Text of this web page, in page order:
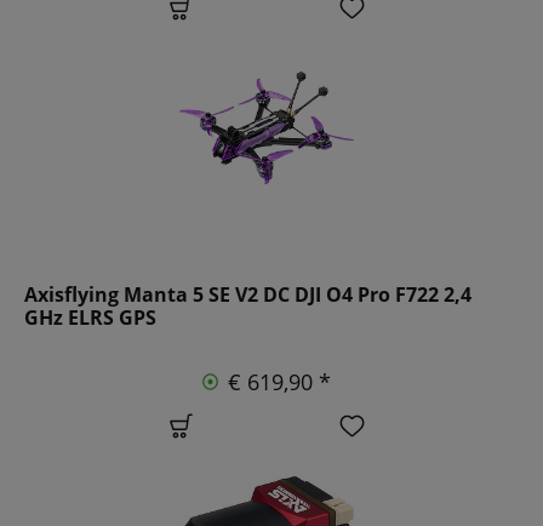
Axisflying Manta 5 SE V2 DC DJI O4 Pro F722 2,4
GHz ELRS GPS
€ 619,90 *